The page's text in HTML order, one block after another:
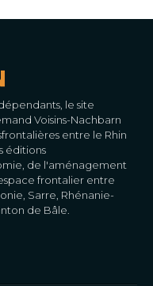
le site
Voisins-Nachbarn
entre le Rhin
éditions
de l'aménagement
frontalier entre
Sarre, Rhénanie-
de Bâle.